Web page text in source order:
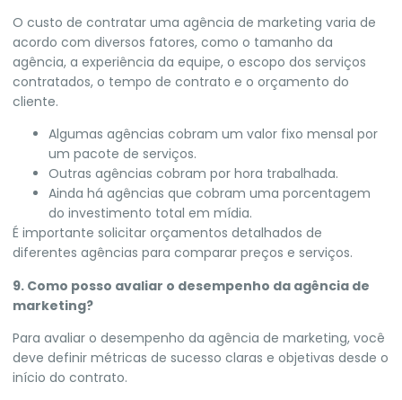
O custo de contratar uma agência de marketing varia de
acordo com diversos fatores, como o tamanho da
agência, a experiência da equipe, o escopo dos serviços
contratados, o tempo de contrato e o orçamento do
cliente.
Algumas agências cobram um valor fixo mensal por
um pacote de serviços.
Outras agências cobram por hora trabalhada.
Ainda há agências que cobram uma porcentagem
do investimento total em mídia.
É importante solicitar orçamentos detalhados de
diferentes agências para comparar preços e serviços.
9. Como posso avaliar o desempenho da agência de
marketing?
Para avaliar o desempenho da agência de marketing, você
deve definir métricas de sucesso claras e objetivas desde o
início do contrato.